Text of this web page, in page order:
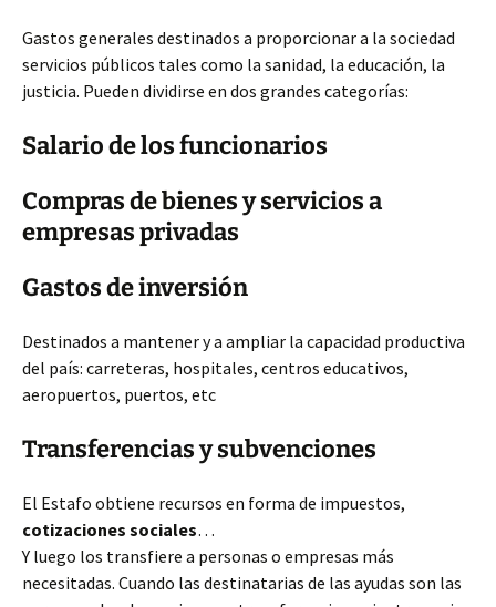
Gastos generales destinados a proporcionar a la sociedad
servicios públicos tales como la sanidad, la educación, la
justicia. Pueden dividirse en dos grandes categorías:
Salario de los funcionarios
Compras de bienes y servicios a
empresas privadas
Gastos de inversión
Destinados a mantener y a ampliar la capacidad productiva
del país: carreteras, hospitales, centros educativos,
aeropuertos, puertos, etc
Transferencias y subvenciones
El Estafo obtiene recursos en forma de impuestos,
cotizaciones sociales…
Y luego los transfiere a personas o empresas más
necesitadas. Cuando las destinatarias de las ayudas son las